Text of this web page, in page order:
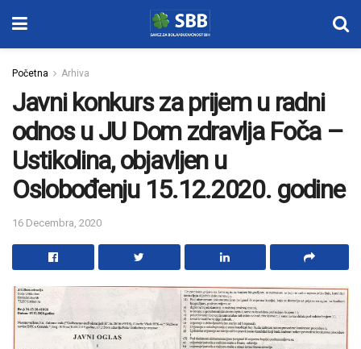
Početna Arhiva
Javni konkurs za prijem u radni
odnos u JU Dom zdravlja Foča –
Ustikolina, objavljen u
Oslobođenju 15.12.2020. godine
16 Decembra, 2020